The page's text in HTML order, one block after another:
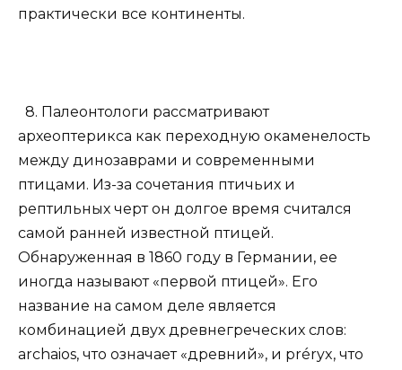
практически все континенты.
8. Палеонтологи рассматривают
археоптерикса как переходную окаменелость
между динозаврами и современными
птицами. Из-за сочетания птичьих и
рептильных черт он долгое время считался
самой ранней известной птицей.
Обнаруженная в 1860 году в Германии, ее
иногда называют «первой птицей». Его
название на самом деле является
комбинацией двух древнегреческих слов:
archaios, что означает «древний», и préryx, что